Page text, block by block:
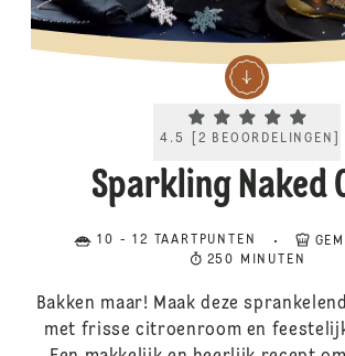
Current
4.5 2 BEOORDELINGEN
Sparkling Naked
10 - 12 TAARTPUNTEN
250 MINUTEN
Bakken maar! Maak deze
met frisse citroenroom en